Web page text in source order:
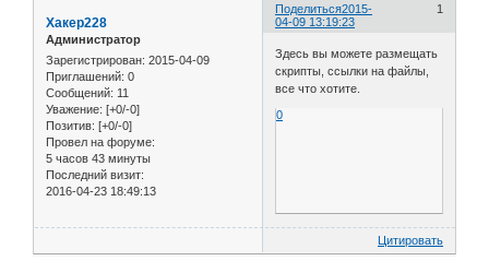
Поделиться 1
2015-
04-09 13:19:23
Хакер228
Администратор
Зарегистрирован: 2015-04-09
Приглашений: 0
Сообщений: 11
Уважение: [+0/-0]
Позитив: [+0/-0]
Провел на форуме:
5 часов 43 минуты
Последний визит:
2016-04-23 18:49:13
Здесь вы можете размещать
скрипты, ссылки на файлы,
все что хотите.
0
Цитировать